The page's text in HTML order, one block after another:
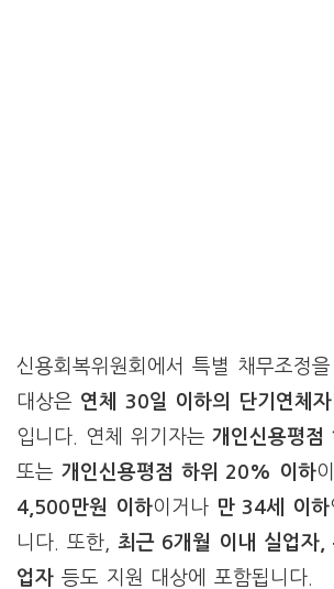
신용회복위원회에서 특별 채무조정
대상은 연체 30일 이하의 단기연체자
입니다. 연체 위기자는개인신용평
또는 개인신용평점 하위 20% 이하
4,500만원 이하이거나 만 34세 이하
니다. 또한, 최근 6개월 이내 실업자,
업자 등도 지원 대상에 포함됩니다.